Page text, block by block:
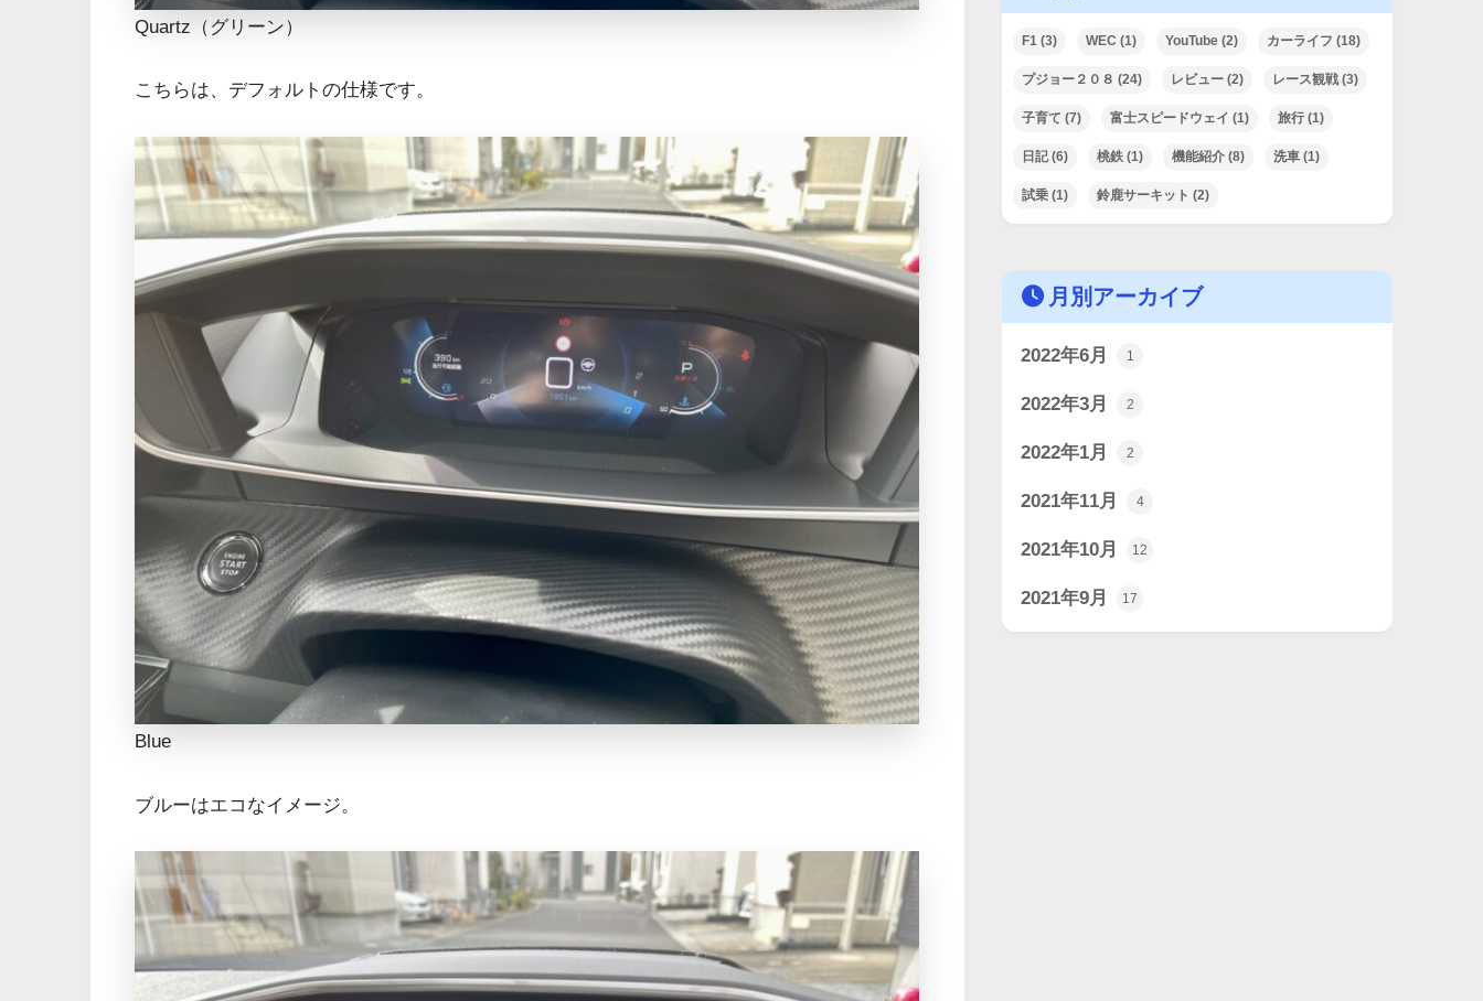
Quartz（グリーン）
こちらは、デフォルトの仕様です。
Blue
ブルーはエコなイメージ。
F1 (3) WEC (1) YouTube (2) カーライフ (18)
プジョー２０８ (24) レビュー (2) レース観戦 (3)
子育て (7) 富士スピードウェイ (1) 旅行 (1)
日記(6) 桃鉄 (1) 機能紹介 (8) 洗車 (1)
試乗 (1) 鈴鹿サーキット (2)
月別アーカイブ
2022年6月 1
2022年3月 2
2022年1月 2
2021年11月 4
2021年10月 12
2021年9月 17